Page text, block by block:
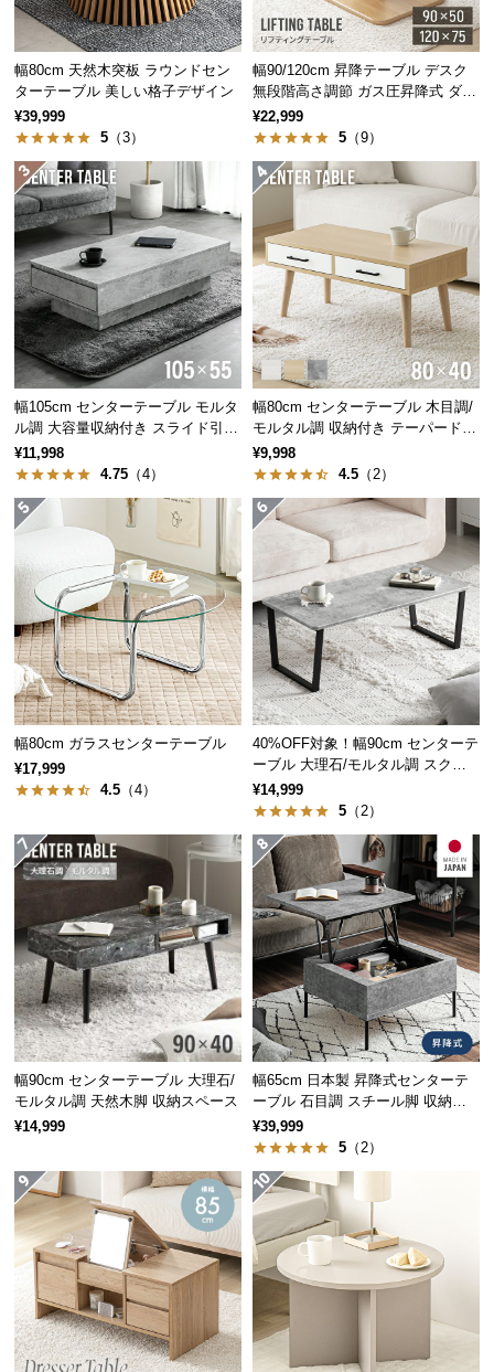
中
型
品
の
配
送
に
つ
い
て
小
型
商
品
の
送
て
開
梱
設
置
サ
ー
ビ
ス
つ
い
て
搬
入
経
路
に
つ
い
て
返
品・
キ
ャ
セ
ル
に
幅80cm 天然木突板 ラウンドセン
ターテーブル 美しい格子デザイン
¥39,999
5 （3）
幅90/120cm 昇降テーブル デスク
無段階高さ調節 ガス圧昇降式 ダイ
ニング 高さ55~70cm
¥22,999
5 （9）
幅105cm センターテーブル モルタ
ル調 大容量収納付き スライド引き
出し2杯
¥11,998
4.75 （4）
幅80cm センターテーブル 木目調/
モルタル調 収納付き テーパードレ
ッグ
¥9,998
4.5 （2）
幅80cm ガラスセンターテーブル
¥17,999
4.5 （4）
40%OFF対象！幅90cm センターテ
ーブル 大理石/モルタル調 スクエ
アレッグ 安心面取り加工
¥14,999
5 （2）
幅90cm センターテーブル 大理石/
モルタル調 天然木脚 収納スペース
¥14,999
幅65cm 日本製 昇降式センターテ
ーブル 石目調 スチール脚 収納ス
ペース 高さ34~54.5cm
¥39,999
5 （2）